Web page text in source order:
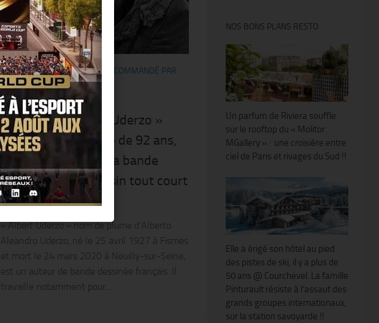
CINÉMA/LIVRE/PEOPLE/
RECOMMANDÉ PAR
LA RÉDACTION/STAR
25 MARS 2020
« Alberto Aleandro Uderzo »
nous a quitté à l’âge de 92 ans,
c’était un géant de la bande
dessinée, et du dessin tout court
!!
« Albert Uderzo » nom de plume d’Alberto
Aleandro Uderzo, né le 25 avril 1927 à Fismes
et mort le 24 mars 2020 à Neuilly-sur-Seine,
est un auteur de bande dessinée français. Il
travaille notamment pour...
NOS BONS PLANS RESTO
Un parfum de Riviera souffle
sur le rooftop du « Molitor
MGallery » : une croisière entre
ciel de Paris et rivages du Sud !!
Elle a érigé son hôtel au pied
des pistes de ski, il y a plus de
50 ans @ Courchevel. La famille
Pinturault résiste à l’assaut des
grands groupes internationaux,
sur la station savoyarde !!